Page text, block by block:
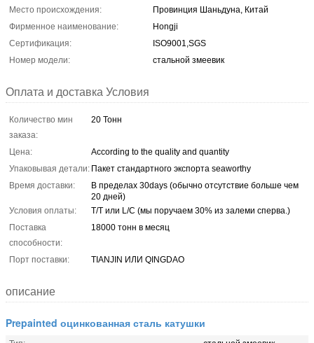
Место происхождения:
Провинция Шаньдуна, Китай
Фирменное наименование:
Hongji
Сертификация:
ISO9001,SGS
Номер модели:
стальной змеевик
Оплата и доставка Условия
Количество мин
заказа:
20 Тонн
Цена:
According to the quality and quantity
Упаковывая детали: Пакет стандартного экспорта seaworthy
Время доставки:
В пределах 30days (обычно отсутствие больше чем
20 дней)
Условия оплаты:
T/T или L/C (мы поручаем 30% из залеми сперва.)
Поставка
способности:
18000 тонн в месяц
Порт поставки: TIANJIN ИЛИ QINGDAO
описание
Prepainted оцинкованная сталь катушки